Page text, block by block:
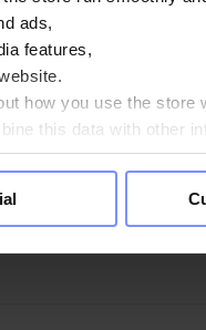
ads,
features,
how you use the
this data with other
you agree?
de collagène pour le
des dents et de la
au bon fonctionnement
et de lassitude et, en